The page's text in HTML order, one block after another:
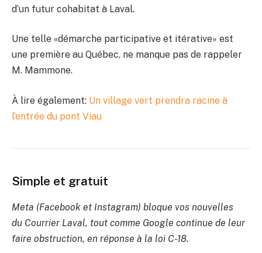
d’un futur cohabitat à Laval.
Une telle «démarche participative et itérative» est
une première au Québec, ne manque pas de rappeler
M. Mammone.
À lire également: Un village vert prendra racine à
l’entrée du pont Viau
Simple et gratuit
Meta (Facebook et Instagram) bloque vos nouvelles
du Courrier Laval, tout comme Google continue de leur
faire obstruction, en réponse à la loi C-18.